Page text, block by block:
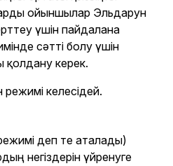
ойыншылар Эльдарун
үшін пайдалана
сәтті болу үшін
қолдану керек.
келесідей.
деп те аталады)
негіздерін үйренуге